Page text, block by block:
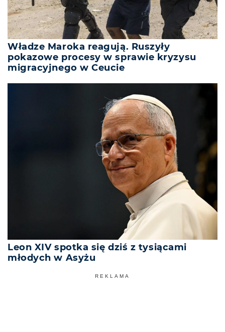
Władze Maroka reagują. Ruszyły
pokazowe procesy w sprawie kryzysu
migracyjnego w Ceucie
Leon XIV spotka się dziś z tysiącami
młodych w Asyżu
REKLAMA